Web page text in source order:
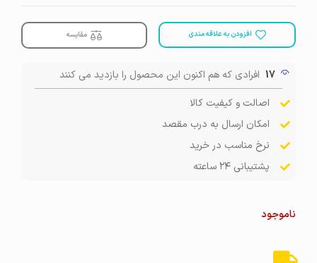
افزودن به علاقه مندی مقایسه
17 افرادی که هم اکنون این محصول را بازدید می کنند
اصالت و کیفیت کالا
امکان ارسال به درب مقصد
نرخ مناسب در خرید
پشتیبانی ۲۴ ساعته
ناموجود